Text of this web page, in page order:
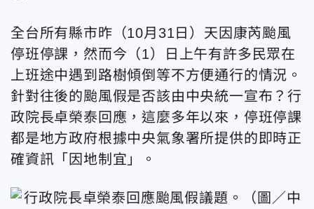
全台所有縣市昨（10月31日）天因康芮颱風
停班停課，然而今（1）日上午有許多民眾在
上班途中遇到路樹傾倒等不方便通行的情況。
針對往後的颱風假是否該由中央統一宣布？行
政院長卓榮泰回應，這麼多年以來，停班停課
都是地方政府根據中央氣象署所提供的即時正
確資訊「因地制宜」。